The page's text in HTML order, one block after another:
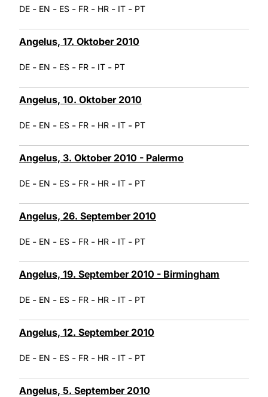
DE - EN - ES - FR - HR - IT - PT
Angelus, 17. Oktober 2010
DE - EN - ES - FR - IT - PT
Angelus, 10. Oktober 2010
DE - EN - ES - FR - HR - IT - PT
Angelus, 3. Oktober 2010 - Palermo
DE - EN - ES - FR - HR - IT - PT
Angelus, 26. September 2010
DE - EN - ES - FR - HR - IT - PT
Angelus, 19. September 2010 - Birmingham
DE - EN - ES - FR - HR - IT - PT
Angelus, 12. September 2010
DE - EN - ES - FR - HR - IT - PT
Angelus, 5. September 2010